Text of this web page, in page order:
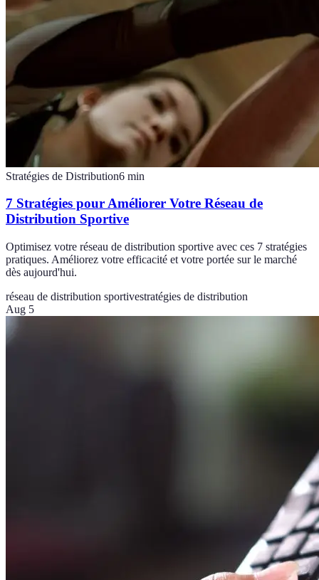
Stratégies de Distribution6 min
7 Stratégies pour Améliorer Votre Réseau de
Distribution Sportive
Optimisez votre réseau de distribution sportive avec ces 7 stratégies
pratiques. Améliorez votre efficacité et votre portée sur le marché
dès aujourd'hui.
réseau de distribution sportivestratégies de distribution
Aug 5